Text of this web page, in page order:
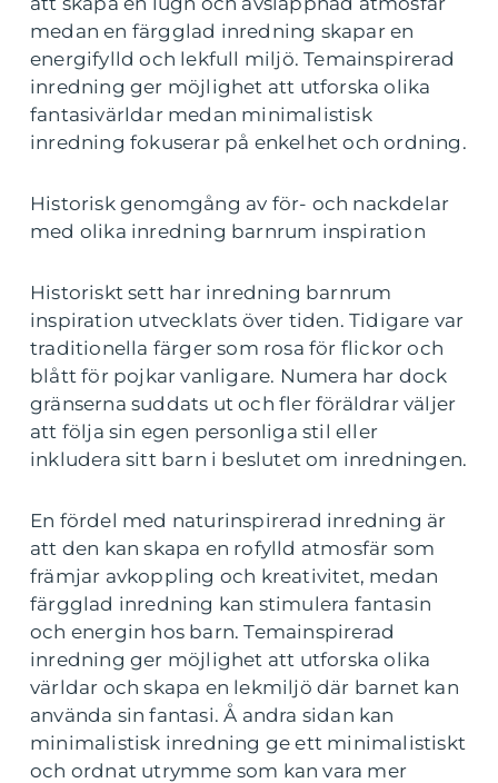
medan en färgglad inredning skapar en
energifylld och lekfull miljö. Temainspirerad
inredning ger möjlighet att utforska olika
fantasivärldar medan minimalistisk
inredning fokuserar på enkelhet och ordning.
Historisk genomgång av för- och nackdelar
med olika inredning barnrum inspiration
Historiskt sett har inredning barnrum
inspiration utvecklats över tiden. Tidigare var
traditionella färger som rosa för flickor och
blått för pojkar vanligare. Numera har dock
gränserna suddats ut och fler föräldrar väljer
att följa sin egen personliga stil eller
inkludera sitt barn i beslutet om inredningen.
En fördel med naturinspirerad inredning är
att den kan skapa en rofylld atmosfär som
främjar avkoppling och kreativitet, medan
färgglad inredning kan stimulera fantasin
och energin hos barn. Temainspirerad
inredning ger möjlighet att utforska olika
världar och skapa en lekmiljö där barnet kan
använda sin fantasi. Å andra sidan kan
minimalistisk inredning ge ett minimalistiskt
och ordnat utrymme som kan vara mer